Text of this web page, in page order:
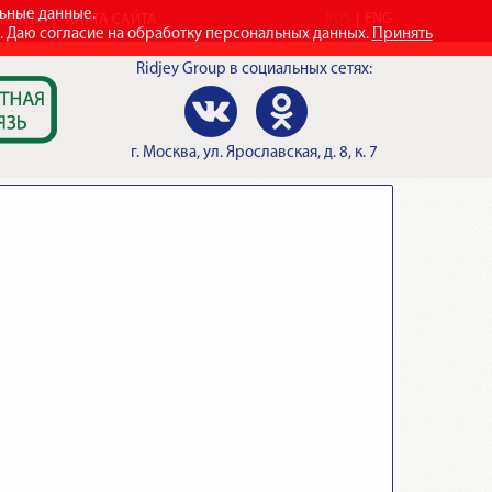
данные.
согласие на обработку персональных данных. Принять
КАРТА САЙТА
Ridjey Group в социальных сетях:
г. Москва, ул. Ярославская, д. 8, к. 7